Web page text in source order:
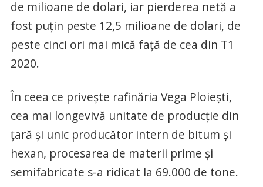
de milioane de dolari, iar pierderea netă a
fost puțin peste 12,5 milioane de dolari, de
peste cinci ori mai mică față de cea din T1
2020.
În ceea ce privește rafinăria Vega Ploiești,
cea mai longevivă unitate de producție din
țară și unic producător intern de bitum și
hexan, procesarea de materii prime și
semifabricate s-a ridicat la 69.000 de tone.